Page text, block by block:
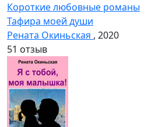
Короткие любовные романы
Тафира моей души
Рената Окиньская , 2020
51 отзыв